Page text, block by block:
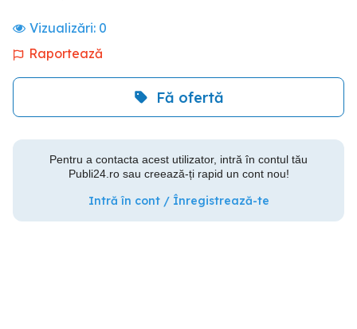
Vizualizări: 0
Raportează
Fă ofertă
Pentru a contacta acest utilizator, intră în contul tău
Publi24.ro sau creează-ți rapid un cont nou!
Intră în cont / Înregistrează-te